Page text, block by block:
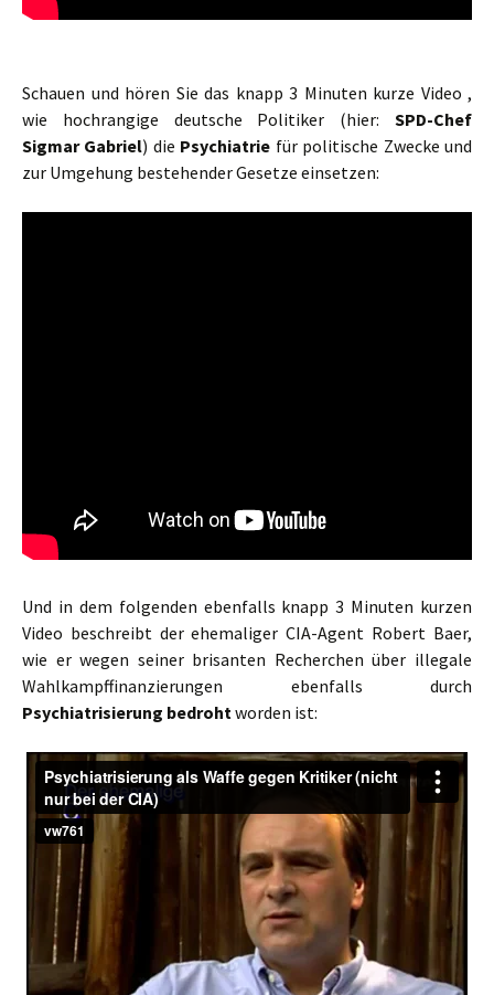
Schauen und hören Sie das knapp 3 Minuten kurze Video ,
wie hochrangige deutsche Politiker (hier: SPD-Chef
Sigmar Gabriel) die Psychiatrie für politische Zwecke und
zur Umgehung bestehender Gesetze einsetzen:
Und in dem folgenden ebenfalls knapp 3 Minuten kurzen
Video beschreibt der ehemaliger CIA-Agent Robert Baer,
wie er wegen seiner brisanten Recherchen über illegale
Wahlkampffinanzierungen ebenfalls durch
Psychiatrisierung bedrohtworden ist: